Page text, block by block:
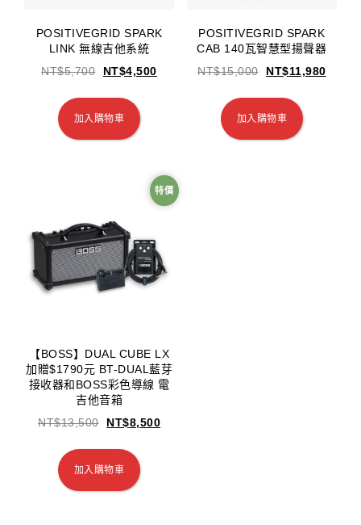
POSITIVEGRID SPARK
LINK 無線吉他系統
NT$5,700 NT$4,500
加入購物車
POSITIVEGRID SPARK
CAB 140瓦智慧型揚聲器
NT$15,000 NT$11,980
加入購物車
特價
【BOSS】DUAL CUBE LX
加贈$1790元 BT-DUAL藍芽
接收器和BOSS彩色導線 電
吉他音箱
NT$13,500 NT$8,500
加入購物車